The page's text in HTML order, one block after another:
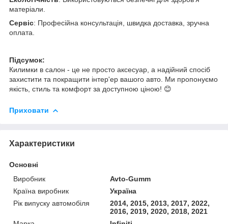
матеріали.
Сервіс: Професійна консультація, швидка доставка, зручна
оплата.
Підсумок:
Килимки в салон - це не просто аксесуар, а надійний спосіб
захистити та покращити інтер'ер вашого авто. Ми пропонуємо
якість, стиль та комфорт за доступною ціною! 😊
Приховати
Характеристики
Основні
Виробник
Avto-Gumm
Країна виробник
Україна
Рік випуску автомобіля
2014, 2015, 2013, 2017, 2022,
2016, 2019, 2020, 2018, 2021